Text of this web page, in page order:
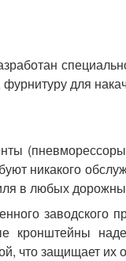
для
никакого
в любых
заводского
кронштейны
что защищает их